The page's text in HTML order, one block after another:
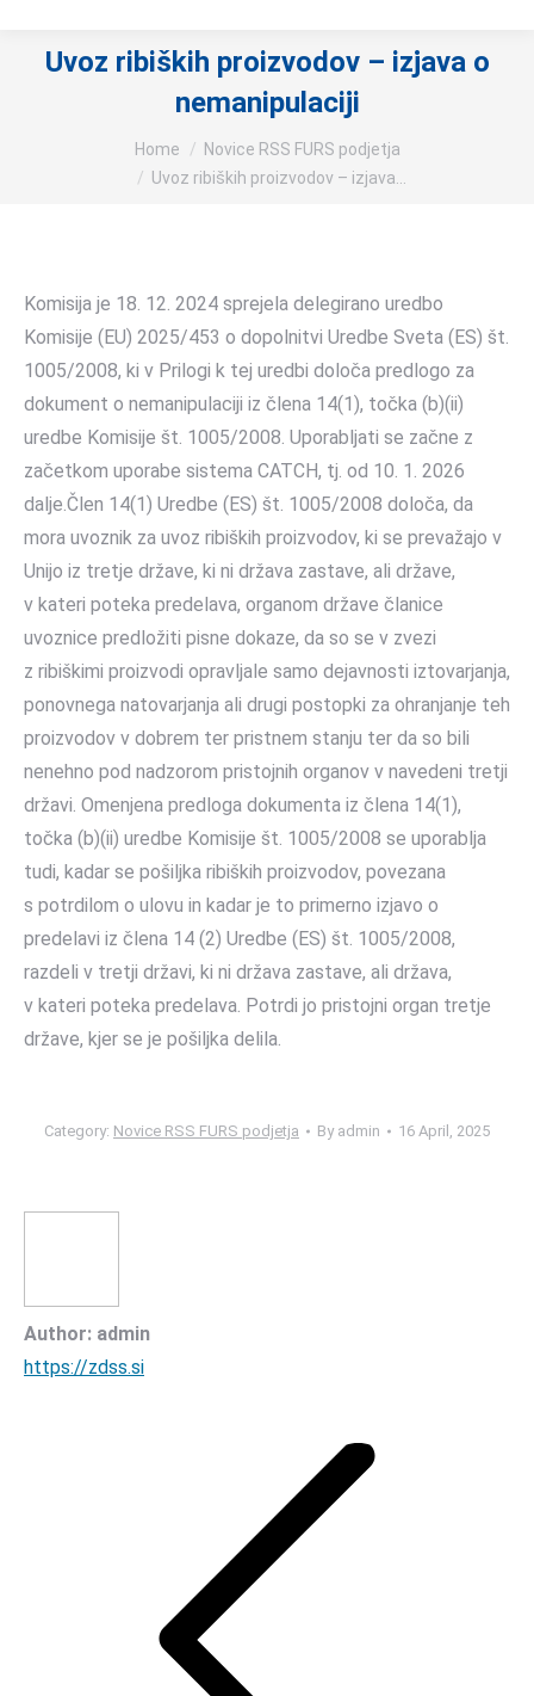
Uvoz ribiških proizvodov – izjava o
nemanipulaciji
Home
Novice RSS FURS podjetja
Uvoz ribiških proizvodov – izjava…
Komisija je 18. 12. 2024 sprejela delegirano uredbo
Komisije (EU) 2025/453 o dopolnitvi Uredbe Sveta (ES) št.
1005/2008, ki v Prilogi k tej uredbi določa predlogo za
dokument o nemanipulaciji iz člena 14(1), točka (b)(ii)
uredbe Komisije št. 1005/2008. Uporabljati se začne z
začetkom uporabe sistema CATCH, tj. od 10. 1. 2026
dalje.Člen 14(1) Uredbe (ES) št. 1005/2008 določa, da
mora uvoznik za uvoz ribiških proizvodov, ki se prevažajo v
Unijo iz tretje države, ki ni država zastave, ali države,
v kateri poteka predelava, organom države članice
uvoznice predložiti pisne dokaze, da so se v zvezi
z ribiškimi proizvodi opravljale samo dejavnosti iztovarjanja,
ponovnega natovarjanja ali drugi postopki za ohranjanje teh
proizvodov v dobrem ter pristnem stanju ter da so bili
nenehno pod nadzorom pristojnih organov v navedeni tretji
državi. Omenjena predloga dokumenta iz člena 14(1),
točka (b)(ii) uredbe Komisije št. 1005/2008 se uporablja
tudi, kadar se pošiljka ribiških proizvodov, povezana
s potrdilom o ulovu in kadar je to primerno izjavo o
predelavi iz člena 14 (2) Uredbe (ES) št. 1005/2008,
razdeli v tretji državi, ki ni država zastave, ali država,
v kateri poteka predelava. Potrdi jo pristojni organ tretje
države, kjer se je pošiljka delila.
Category: Novice RSS FURS podjetja By admin 16 April, 2025
Author: admin
https://zdss.si